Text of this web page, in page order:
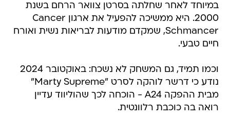
במיוחד לאחר שחלתה בסרטן צוואר הרחם בשנת
2000. היא ממשיכה להפעיל את ארגון Cancer
Schmancer, שמקדם מודעות לבריאות נשית ואורח
חיים טבעי.
וכמו תמיד, גם המשחק לא נשכח: באוקטובר 2024
נודע כי דרשר לוהקה לסרט "Marty Supreme"
מבית ההפקה A24 - הוכחה לכך שהוליווד עדיין
רואה בה כוכבת רלוונטית.